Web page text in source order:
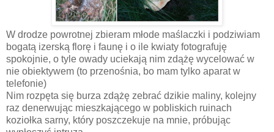
W drodze powrotnej zbieram młode maślaczki i podziwiam
bogatą izerską florę i faunę i o ile kwiaty fotografuję
spokojnie, o tyle owady uciekają nim zdążę wycelować w
nie obiektywem (to przenośnia, bo mam tylko aparat w
telefonie)
Nim rozpęta się burza zdążę zebrać dzikie maliny, kolejny
raz denerwując mieszkającego w pobliskich ruinach
koziołka sarny, który poszczekuje na mnie, próbując